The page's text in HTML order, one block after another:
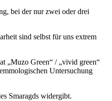
bei der nur zwei oder drei
sind selbst für uns extrem
„Muzo Green“ / „vivid green“
Untersuchung
Smaragds widergibt.